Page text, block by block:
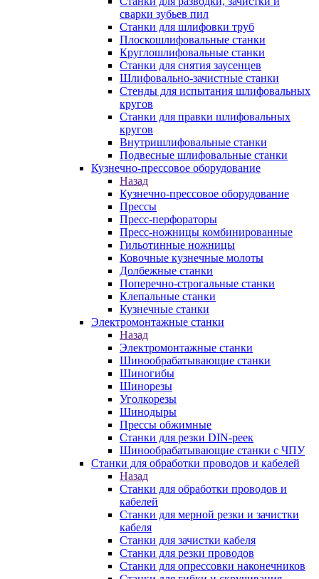
сварки зубьев пил
Станки для шлифовки труб
Плоскошлифовальные станки
Круглошлифовальные станки
Станки для снятия заусенцев
Шлифовально-зачистные станки
Стенды для испытания шлифовальных
кругов
Станки для правки шлифовальных
кругов
Внутришлифовальные станки
Подвесные шлифовальные станки
Кузнечно-прессовое оборудование
Назад
Кузнечно-прессовое оборудование
Прессы
Пресс-перфораторы
Пресс-ножницы комбинированные
Гильотинные ножницы
Ковочные кузнечные молоты
Долбежные станки
Поперечно-строгальные станки
Клепальные станки
Кузнечные станки
Электромонтажные станки
Назад
Электромонтажные станки
Шинообрабатывающие станки
Шиногибы
Шинорезы
Уголкорезы
Шинодыры
Прессы обжимные
Станки для резки DIN-реек
Шинообрабатывающие станки с ЧПУ
Станки для обработки проводов и кабелей
Назад
Станки для обработки проводов и
кабелей
Станки для мерной резки и зачистки
кабеля
Станки для зачистки кабеля
Станки для резки проводов
Станки для опрессовки наконечников